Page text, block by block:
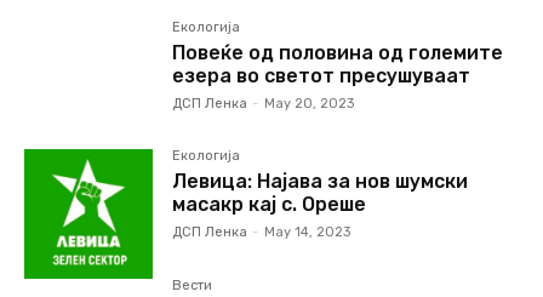
Екологија
Повеќе од половина од големите
езера во светот пресушуваат
ДСП Ленка - May 20, 2023
Екологија
Левица: Најава за нов шумски
масакр кај с. Ореше
ДСП Ленка - May 14, 2023
Вести